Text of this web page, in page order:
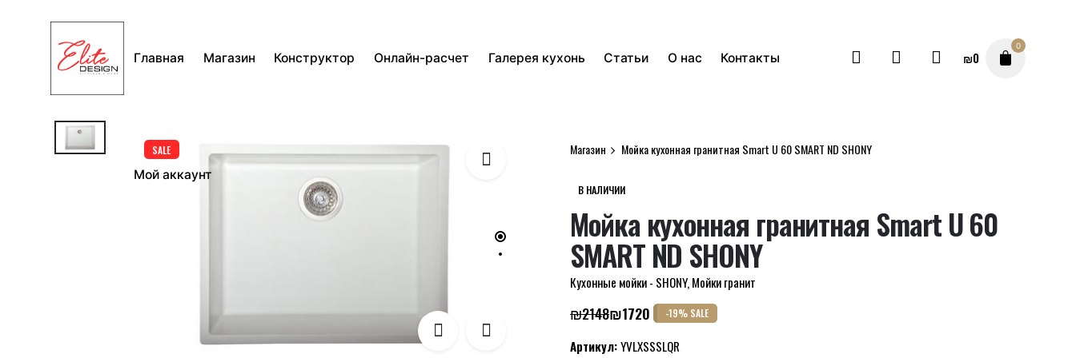
содержимому
Главная Магазин Конструктор Онлайн-расчет Галерея кухонь Статьи О нас Контакты
Мой аккаунт
₪0
0
SALE Магазин Мойка кухонная гранитная Smart U 60 SMART ND SHONY
В НАЛИЧИИ
Мойка кухонная гранитная Smart U 60
SMART ND SHONY
Кухонные мойки - SHONY,Мойки гранит
₪2148
Первоначальная
цена
₪1720
Текущая
цена:
-19% SALE
Артикул:YVLXSSSLQR